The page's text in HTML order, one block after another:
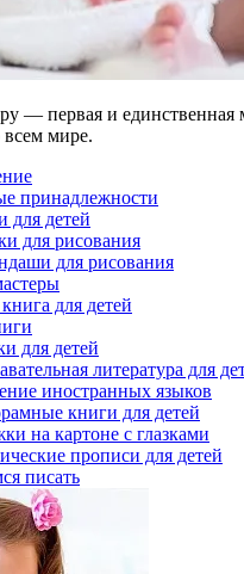
— первая и единственная
мире.
принадлежности
для детей
для рисования
для рисования
для детей
для детей
литература для
иностранных языков
книги для детей
на картоне с глазками
прописи для детей
писать